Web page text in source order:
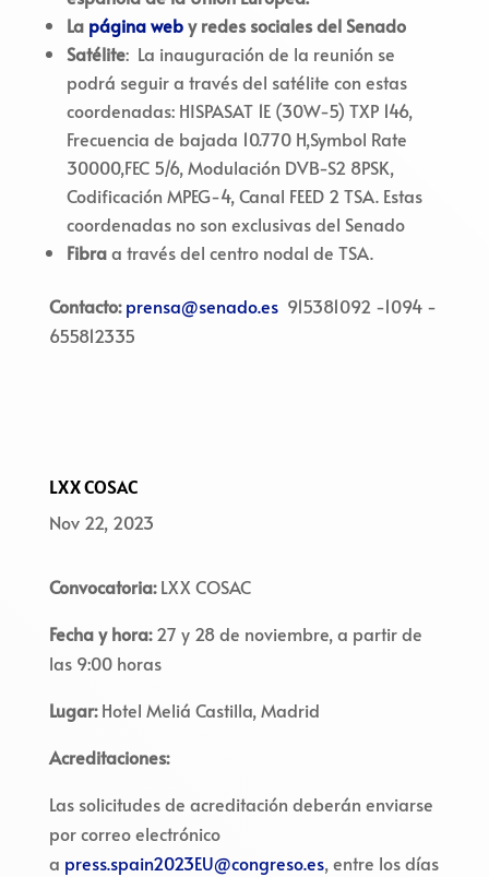
La página weby redes sociales delSenado
Satélite: La inauguración de la reunión se
podrá seguir a través del satélite con estas
coordenadas: HISPASAT 1E (30W-5) TXP 146,
Frecuencia de bajada 10.770 H,Symbol Rate
30000,FEC 5/6, Modulación DVB-S2 8PSK,
Codificación MPEG-4, Canal FEED 2 TSA. Estas
coordenadas no son exclusivas del Senado
Fibraa través del centro nodal de TSA.
Contacto:prensa@senado.es915381092 -1094 -
655812335
LXX COSAC
Nov 22, 2023
Convocatoria:LXX COSAC
Fecha y hora:27 y 28 de noviembre, a partir de
las 9:00 horas
Lugar:Hotel Meliá Castilla, Madrid
Acreditaciones:
Las solicitudes de acreditación deberán enviarse
por correo electrónico
a press.spain2023EU@congreso.es, entre los días